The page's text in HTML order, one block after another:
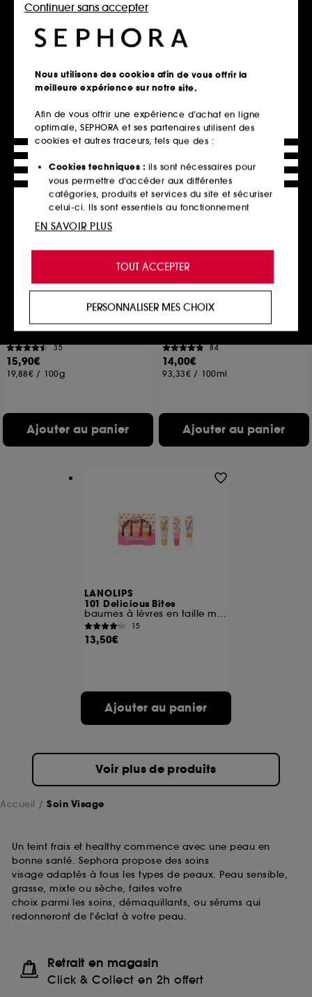
DUCRAY
Keracnyl
À partir de12,00€
Ajouter au panier
YEPODA
The Mini Glow Hero Serum –
16,00€
Ajouter au panier
Skin Remedy Soothing Eye
Gels – Patches pour les yeux
35
15,90€
19,88€ / 100g
Ajouter au panier
CLINIQUE
Moisture Surge Intense
Soin Hydro-Relipidant 72H
84
14,00€
93,33€ / 100ml
Ajouter au panier
LANOLIPS
101 Delicious Bites
baumes à lèvres en taille mini
15
13,50€
Ajouter au panier
Voir plus de produits
Accueil Soin Visage
Un teint frais et healthy commence avec une peau en
bonne santé. Sephora propose des soins
visage adaptés à tous les types de peaux. Peau sensible,
grasse, mixte ou sèche, faites votre
choix parmi les soins, démaquillants, ou sérums qui
redonneront de l'éclat à votre peau.
Retrait en magasin
Click & Collect en 2h offert
Nous utilisons des cookies afin de vous offrir la
meilleure expérience sur notre site.
Afin de vous offrir une expérience d’achat en ligne
optimale, SEPHORA et ses partenaires utilisent des
cookies et autres traceurs, tels que des :
Cookies techniques : ils sont nécessaires pour
vous permettre d’accéder aux différentes
catégories, produits et services du site et sécuriser
celui-ci. Ils sont essentiels au fonctionnement
technique du site et ne peuvent être désactivés.
de vous offrir une expérience enrichie et
personnalisée en vous recommandant des
produits, des services et des contenus qui
proposer des offres promotionnelles adaptées à
votre profil.
Cookies réseaux sociaux et publicité :
utilisés pour vous présenter du contenu susceptible
de vous plaire via des publicités, y compris sur des
navigation, et de l'historique de vos interactions.
Cookies de mesure d’audience :ils nous
fréquentation et de navigation sur notre site afin
Cookies de sécurisation des paiements en ligne :
ils nous permettent de lutter notamment contre les
fraudes aux moyens de paiement et les
permettant l’affichage et/ou la fourniture de
certaines fonctionnalités du site, tel que les
cookies d’authentification qui sont utilisés afin de
vous faire bénéficier de l’authentification
prolongée vous permettant d’accéder à votre
pouvez personnaliser vos choix concernant le dépôt
de ces cookies grâce au bouton "personnaliser mes
choix" ci-dessous ou décider de "tout accepter".
Sephora pourra associer les informations de
collectées ou générées lors de votre activité en ligne
ou en magasin. Pour refuser tous les cookies, cliques
sur "continuer sans accepter". Voous pouvez à tout
moment choisir de retirer votrte consentement. Si vous
souhaitez obtenir plus d'information sur les cookies
utilisés, cliquezici.
TOUT ACCEPTER
Continuer sans accepter
PERSONNALISER MES CHOIX
EN SAVOIR PLUS